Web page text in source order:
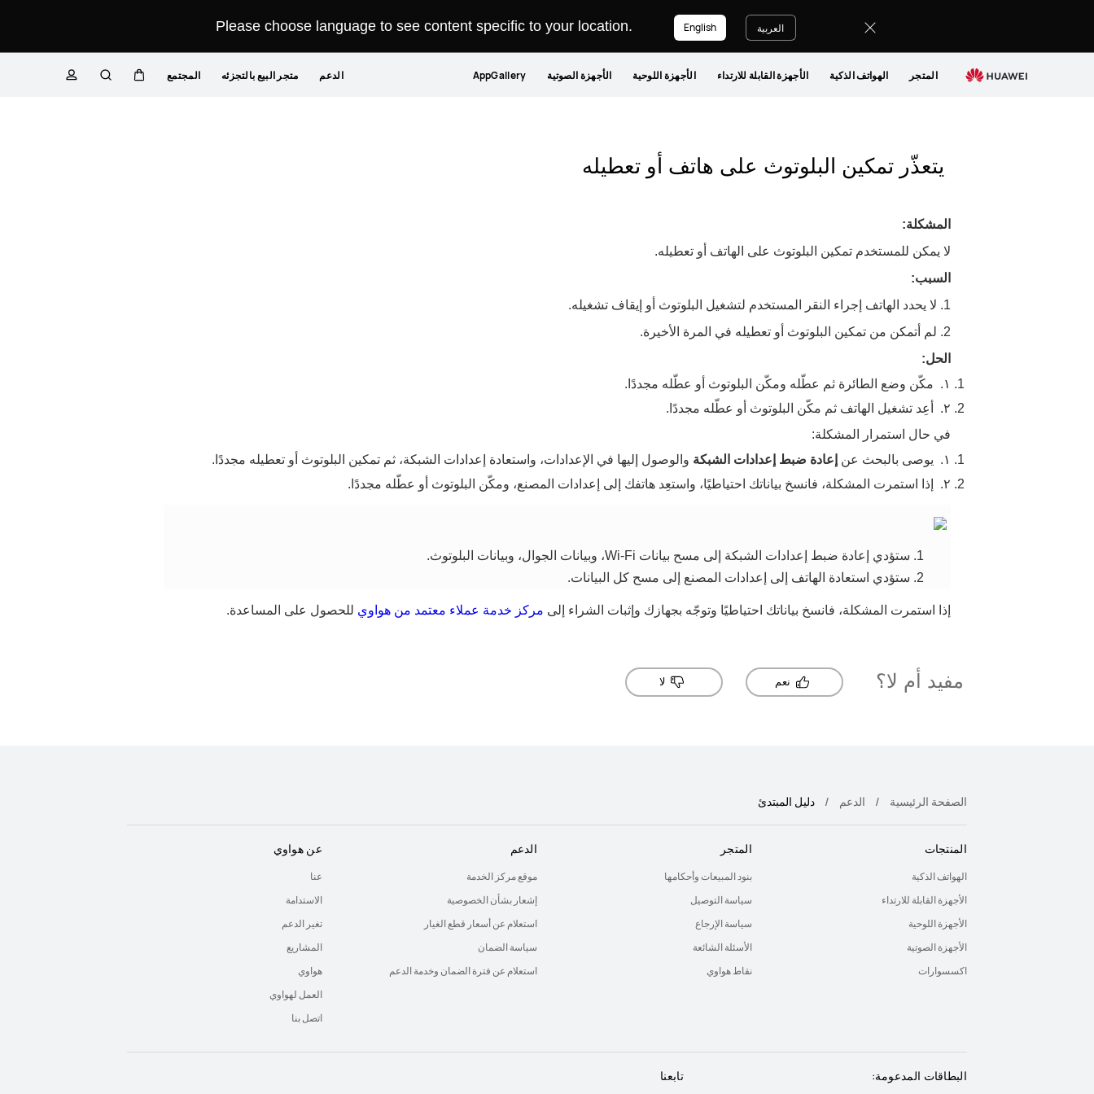
Please choose language to see content specific to your location. العربية English
المتجر الهواتف الذكية الأجهزة القابلة للارتداء الأجهزة اللوحية الأجهزة الصوتية AppGallery الدعم متجر البيع بالتجزئه المجتمع
يتعذّر تمكين البلوتوث على هاتف أو تعطيله
المشكلة:
لا يمكن للمستخدم تمكين البلوتوث على الهاتف أو تعطيله.
السبب:
1. لا يحدد الهاتف إجراء النقر المستخدم لتشغيل البلوتوث أو إيقاف تشغيله.
2. لم أتمكن من تمكين البلوتوث أو تعطيله في المرة الأخيرة.
الحل:
١.
مكّن وضع الطائرة ثم عطّله ومكّن البلوتوث أو عطّله مجددًا.
٢.
أعِد تشغيل الهاتف ثم مكّن البلوتوث أو عطّله مجددًا.
في حال استمرار المشكلة:
١.
يوصى بالبحث عن إعادة ضبط إعدادات الشبكة والوصول إليها في الإعدادات، واستعادة إعدادات الشبكة، ثم تمكين البلوتوث أو تعطيله مجددًا.
٢.
إذا استمرت المشكلة، فانسخ بياناتك احتياطيًا، واستعِد هاتفك إلى إعدادات المصنع، ومكّن البلوتوث أو عطّله مجددًا.
1. ستؤدي إعادة ضبط إعدادات الشبكة إلى مسح بيانات Wi-Fi، وبيانات الجوال، وبيانات البلوتوث.
2. ستؤدي استعادة الهاتف إلى إعدادات المصنع إلى مسح كل البيانات.
إذا استمرت المشكلة، فانسخ بياناتك احتياطيًا وتوجّه بجهازك وإثبات الشراء إلى مركز خدمة عملاء معتمد من هواوي للحصول على المساعدة.
مفيد أم لا؟ نعم لا
الصفحة الرئيسية الدعم دليل المبتدئ
المنتجات
الهواتف الذكية
الأجهزة القابلة للارتداء
الأجهزة اللوحية
الأجهزة الصوتية
اكسسوارات
المتجر
بنود المبيعات وأحكامها
سياسة التوصيل
سياسة الإرجاع
الأسئلة الشائعة
نقاط هواوي
الدعم
موقع مركز الخدمة
إشعار بشأن الخصوصية
استعلام عن أسعار قطع الغيار
سياسة الضمان
استعلام عن فترة الضمان وخدمة الدعم
عن هواوي
عنا
الاستدامة
تغير الدعم
المشاريع
هواوي
العمل لهواوي
اتصل بنا
البطاقات المدعومة: تابعنا